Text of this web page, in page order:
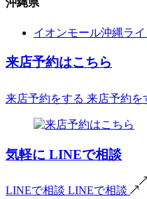
沖縄県
イオンモール沖縄ラ
来店予約はこちら
来店予約をする 来店予約を
気軽に LINEで相談
LINEで相談 LINEで相談